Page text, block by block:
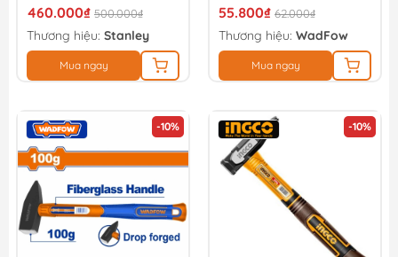
460.000₫ 500.000₫
Thương hiệu: Stanley
Mua ngay
55.800₫ 62.000₫
Thương hiệu: WadFow
Mua ngay
-10% -10%